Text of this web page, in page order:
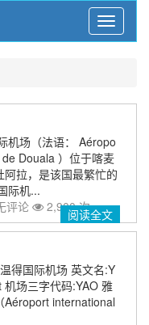
Menu
机场（法语： Aéropo
Douala ）位于喀麦
阿拉，是该国最繁忙的
际机...
评论 2,900 次阅读全文
得国际机场 英文名:Y
场三字代码:YAO 雅
Aéroport international